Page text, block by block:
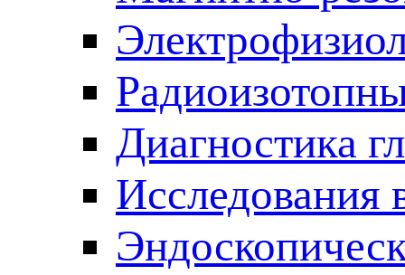
Диагностика
Исследования